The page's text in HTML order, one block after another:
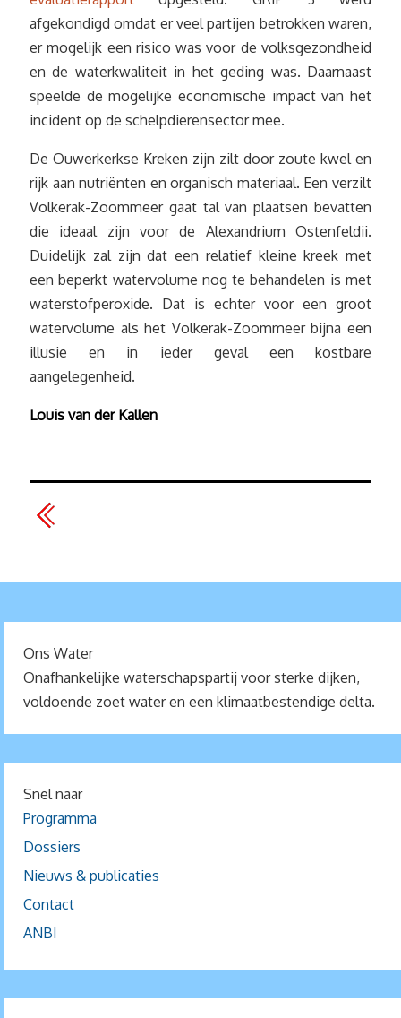
afgekondigd omdat er veel partijen betrokken waren,
er mogelijk een risico was voor de volksgezondheid
en de waterkwaliteit in het geding was. Daarnaast
speelde de mogelijke economische impact van het
incident op de schelpdierensector mee.
De Ouwerkerkse Kreken zijn zilt door zoute kwel en
rijk aan nutriënten en organisch materiaal. Een verzilt
Volkerak-Zoommeer gaat tal van plaatsen bevatten
die ideaal zijn voor de Alexandrium Ostenfeldii.
Duidelijk zal zijn dat een relatief kleine kreek met
een beperkt watervolume nog te behandelen is met
waterstofperoxide. Dat is echter voor een groot
watervolume als het Volkerak-Zoommeer bijna een
illusie en in ieder geval een kostbare
aangelegenheid.
Louis van der Kallen
Ons Water
Onafhankelijke waterschapspartij voor sterke dijken,
voldoende zoet water en een klimaatbestendige delta.
Snel naar
Programma
Dossiers
Nieuws & publicaties
Contact
ANBI